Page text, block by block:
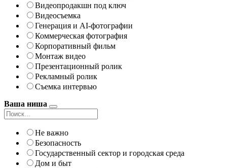
Видеопродакшн под ключ
Видеосъемка
Генерация и AI-фотографии
Коммерческая фотография
Корпоративный фильм
Монтаж видео
Презентационный ролик
Рекламный ролик
Съемка интервью
Ваша ниша
Не важно
Безопасность
Государственный сектор и городская среда
Дом и быт